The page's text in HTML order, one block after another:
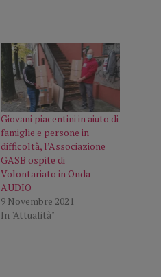
Giovani piacentini in aiuto di
famiglie e persone in
difficoltà, l’Associazione
GASB ospite di
Volontariato in Onda –
AUDIO
9 Novembre 2021
In "Attualità"